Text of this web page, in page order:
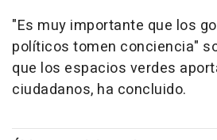
"Es muy importante que los
políticos tomen conciencia"
que los espacios verdes
ciudadanos, ha concluido.